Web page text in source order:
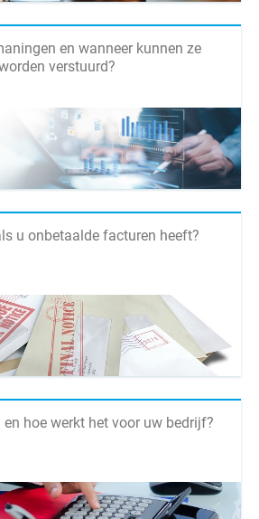
en wanneer kunnen ze
verstuurd?
u onbetaalde facturen heeft?
hoe werkt het voor uw bedrijf?